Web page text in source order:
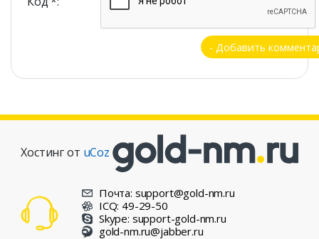
Хостинг от uCoz
Почта: support@gold-nm.ru
ICQ: 49-29-50
Skype: support-gold-nm.ru
gold-nm.ru@jabber.ru